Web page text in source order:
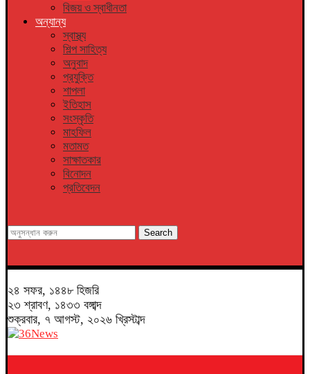
বিজয় ও স্বাধীনতা
অন্যান্য
স্বাস্থ্য
শিল্প সাহিত্য
অনুবাদ
প্রযুক্তি
শাপলা
ইতিহাস
সংস্কৃতি
মাহফিল
মতামত
সাক্ষাতকার
বিনোদন
প্রতিবেদন
Search
২৪ সফর, ১৪৪৮ হিজরি
২৩ শ্রাবণ, ১৪৩৩ বঙ্গাব্দ
শুক্রবার, ৭ আগস্ট, ২০২৬ খ্রিস্টাব্দ